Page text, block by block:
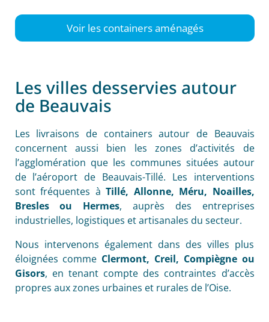
Voir les containers aménagés
Les villes desservies autour
de Beauvais
Les livraisons de containers autour de Beauvais
concernent aussi bien les zones d’activités de
l’agglomération que les communes situées autour
de l’aéroport de Beauvais-Tillé. Les interventions
sont fréquentes à Tillé, Allonne, Méru, Noailles,
Bresles ou Hermes, auprès des entreprises
industrielles, logistiques et artisanales du secteur.
Nous intervenons également dans des villes plus
éloignées comme Clermont, Creil, Compiègne ou
Gisors, en tenant compte des contraintes d’accès
propres aux zones urbaines et rurales de l’Oise.